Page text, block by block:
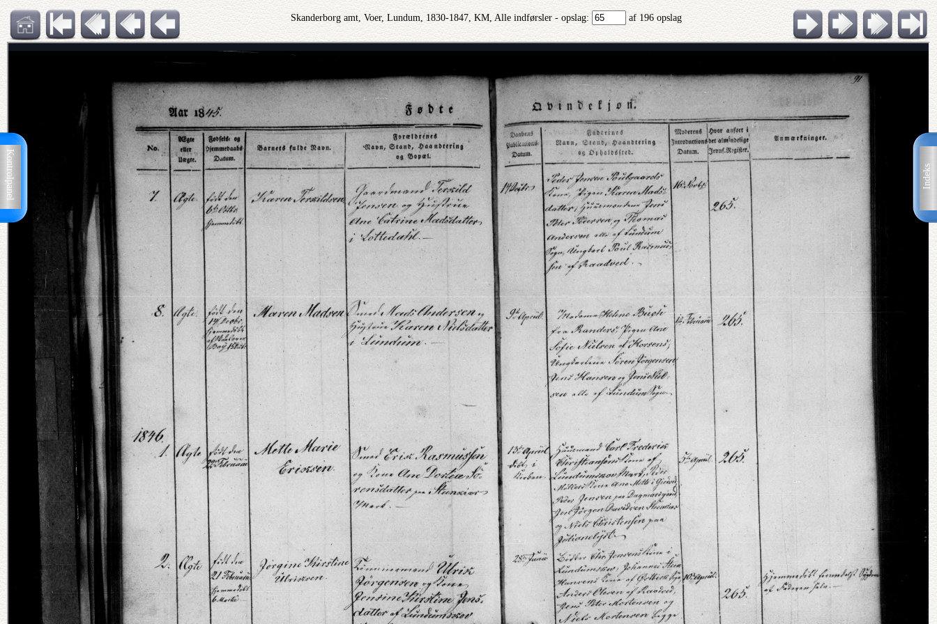
Indeks
Kontrolpanel
Skanderborg amt, Voer, Lundum, 1830-1847, KM, Alle indførsler - opslag: af 196 opslag